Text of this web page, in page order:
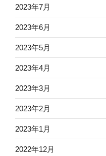
2023年7月
2023年6月
2023年5月
2023年4月
2023年3月
2023年2月
2023年1月
2022年12月